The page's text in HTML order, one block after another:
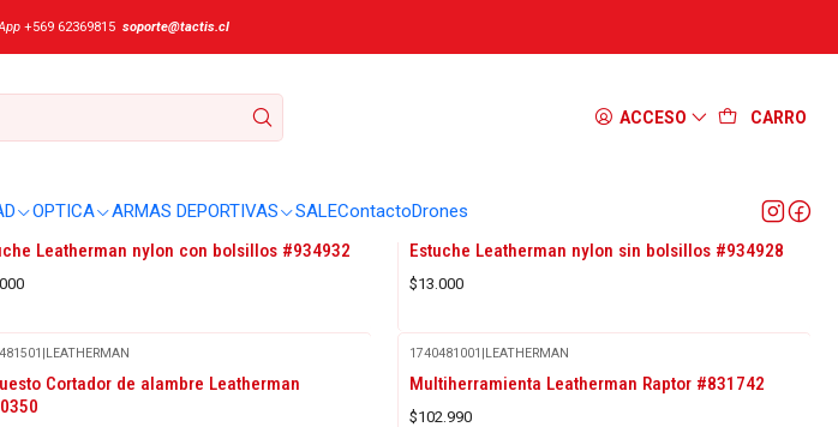
ACCESO CARRO
OPTICA ARMAS DEPORTIVAS SALEContactoDrones
+569 62369815 soporte@tactis.cl
|LEATHERMAN
Leatherman nylon con bolsillos #934932
1515481510
Estuche Leatherman nylon sin bolsillos #934928
$13.000
|LEATHERMAN
Cortador de alambre Leatherman
1740481001 |LEATHERMAN
Multiherramienta Leatherman Raptor #831742
$102.990